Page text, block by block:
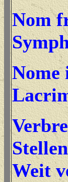
Nom
Weit